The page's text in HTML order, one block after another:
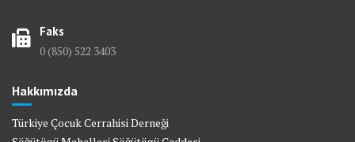
Faks
0 (850) 522 3403
Hakkımızda
Türkiye Çocuk Cerrahisi Derneği